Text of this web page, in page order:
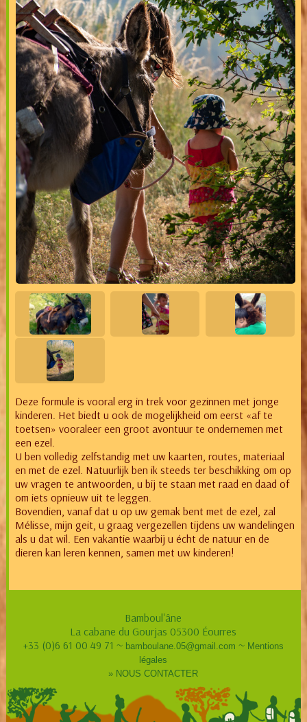
Deze formule is vooral erg in trek voor gezinnen met jonge
kinderen. Het biedt u ook de mogelijkheid om eerst «af te
toetsen» vooraleer een groot avontuur te ondernemen met
een ezel.
U ben volledig zelfstandig met uw kaarten, routes, materiaal
en met de ezel. Natuurlijk ben ik steeds ter beschikking om op
uw vragen te antwoorden, u bij te staan met raad en daad of
om iets opnieuw uit te leggen.
Bovendien, vanaf dat u op uw gemak bent met de ezel, zal
Mélisse, mijn geit, u graag vergezellen tijdens uw wandelingen
als u dat wil. Een vakantie waarbij u écht de natuur en de
dieren kan leren kennen, samen met uw kinderen!
Bamboul'âne
La cabane du Gourjas 05300 Éourres
+33 (0)6 61 00 49 71 ~ bamboulane.05@gmail.com ~ Mentions
légales
» NOUS CONTACTER